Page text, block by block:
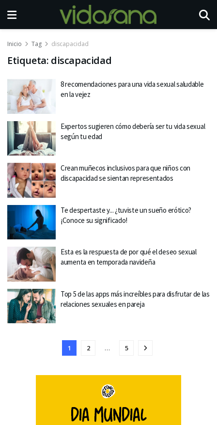
Inicio Tag discapacidad
Etiqueta: discapacidad
8 recomendaciones para una vida sexual saludable
en la vejez
Expertos sugieren cómo debería ser tu vida sexual
según tu edad
Crean muñecos inclusivos para que niños con
discapacidad se sientan representados
Te despertaste y... ¿tuviste un sueño erótico?
¡Conoce su significado!
Esta es la respuesta de por qué el deseo sexual
aumenta en temporada navideña
Top 5 de las apps más increíbles para disfrutar de las
relaciones sexuales en pareja
1 2 … 5